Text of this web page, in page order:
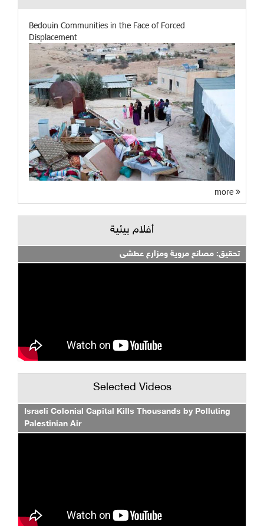
Bedouin Communities in the Face of Forced
Displacement
أفلام بيئية
تحقيق: مصانع مروية ومزارع عطشى
Selected Videos
Israeli Colonial Capital Kills Thousands by Polluting
Palestinian Air